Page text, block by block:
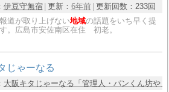
伊豆守無宿 更新： 6年前 更新回数： 233回
道が取り上げない地域の話題をいち早く提
。広島市安佐南区在住 初老。
じゃーなる
大阪キタじゃーなる「管理人・パンくん坊や」